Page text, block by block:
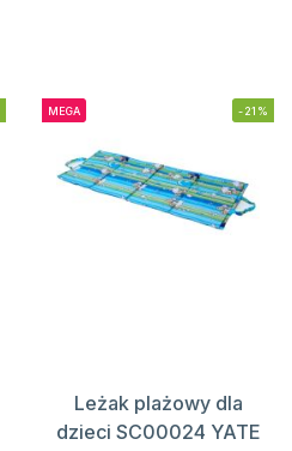
MEGA -21%
Leżak plażowy dla
dzieci SC00024 YATE